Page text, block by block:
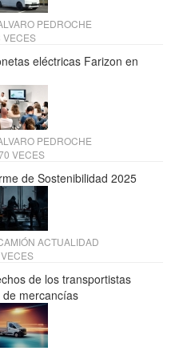
PEDROCHE
VECES
eléctricas Farizon en
PEDROCHE
VECES
de Sostenibilidad 2025
ACTUALIDAD
de los transportistas
mercancías